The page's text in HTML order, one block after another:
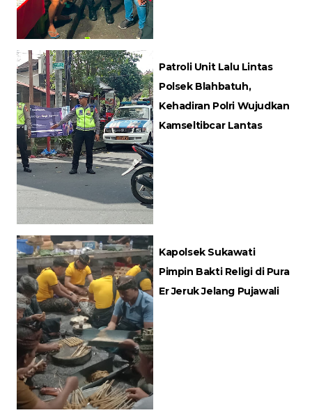
Patroli Unit Lalu Lintas
Polsek Blahbatuh,
Kehadiran Polri Wujudkan
Kamseltibcar Lantas
Kapolsek Sukawati
Pimpin Bakti Religi di Pura
Er Jeruk Jelang Pujawali